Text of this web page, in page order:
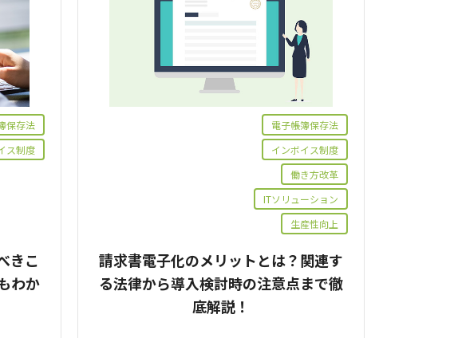
保存法
ス制度
きこ
わか
電子帳簿保存法
インボイス制度
働き方改革
ITソリューション
生産性向上
請求書電子化のメリットとは？関連す
る法律から導入検討時の注意点まで徹
底解説！